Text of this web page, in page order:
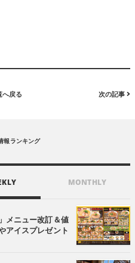
へ戻る 次の記事
報ランキング
MONTHLY
メニュー改訂＆値
アイスプレゼント